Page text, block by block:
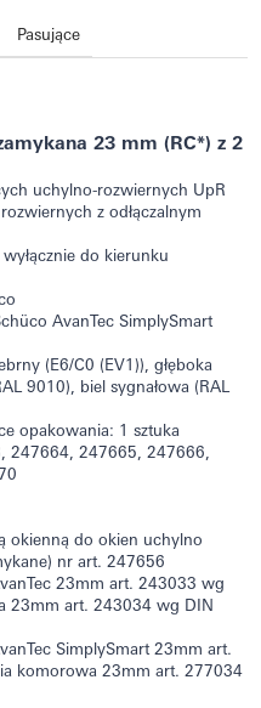
Pasujące
23 mm (RC*) z 2
uchylno-rozwiernych UpR
z odłączalnym
do kierunku
AvanTec SimplySmart
(E6/C0 (EV1)), głęboka
9010), biel sygnałowa (RAL
opakowania: 1 sztuka
247664, 247665, 247666,
okienną do okien uchylno
nr art. 247656
23mm art. 243033 wg
23mm art. 243034 wg DIN
SimplySmart 23mm art.
komorowa 23mm art. 277034